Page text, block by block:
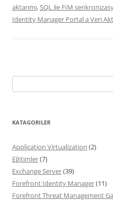
aktarımı,SQL ile FIM
Identity Manager Portal a Veri
for:
KATAGORILER
Application Virtualization (2)
Eğitimler(7)
Exchange Server(39)
Forefront Identity Manager(11)
Forefront Threat Management